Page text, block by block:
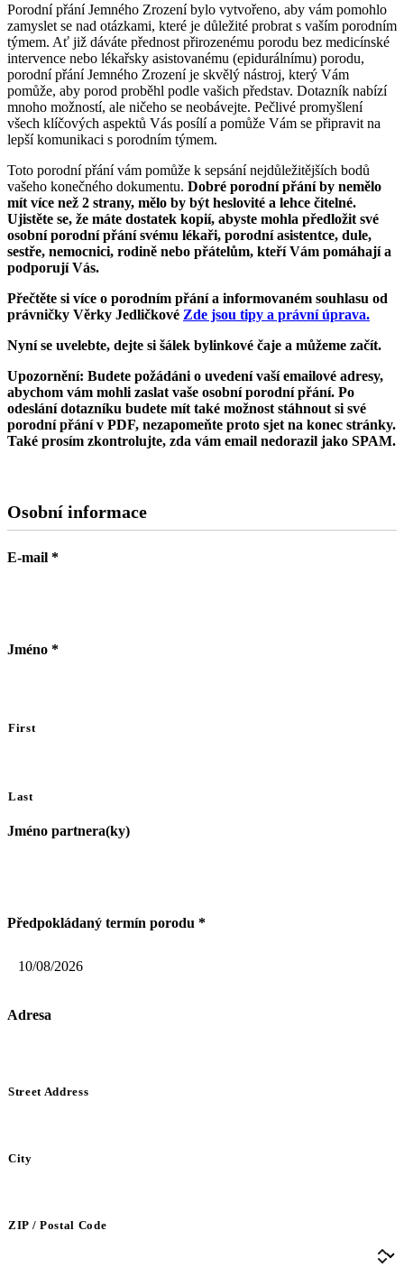
Porodní přání Jemného Zrození bylo vytvořeno, aby vám pomohlo
zamyslet se nad otázkami, které je důležité probrat s vaším porodním
týmem. Ať již dáváte přednost přirozenému porodu bez medicínské
intervence nebo lékařsky asistovanému (epidurálnímu) porodu,
porodní přání Jemného Zrození je skvělý nástroj, který Vám
pomůže, aby porod proběhl podle vašich představ. Dotazník nabízí
mnoho možností, ale ničeho se neobávejte. Pečlivé promyšlení
všech klíčových aspektů Vás posílí a pomůže Vám se připravit na
lepší komunikaci s porodním týmem.
Toto porodní přání vám pomůže k sepsání nejdůležitějších bodů
vašeho konečného dokumentu. Dobré porodní přání by nemělo
mít více než 2 strany, mělo by být heslovité a lehce čitelné.
Ujistěte se, že máte dostatek kopií, abyste mohla předložit své
osobní porodní přání svému lékaři, porodní asistentce, dule,
sestře, nemocnici, rodině nebo přátelům, kteří Vám pomáhají a
podporují Vás.
Přečtěte si více o porodním přání a informovaném souhlasu od
právničky Věrky Jedličkové Zde jsou tipy a právní úprava.
Nyní se uvelebte, dejte si šálek bylinkové čaje a můžeme začít.
Upozornění: Budete požádáni o uvedení vaší emailové adresy,
abychom vám mohli zaslat vaše osobní porodní přání. Po
odeslání dotazníku budete mít také možnost stáhnout si své
porodní přání v PDF, nezapomeňte proto sjet na konec stránky.
Také prosím zkontrolujte, zda vám email nedorazil jako SPAM.
Osobní informace
E-mail *
Jméno *
First
Last
Jméno partnera(ky)
Předpokládaný termín porodu *
Adresa
Street Address
City
ZIP / Postal Code